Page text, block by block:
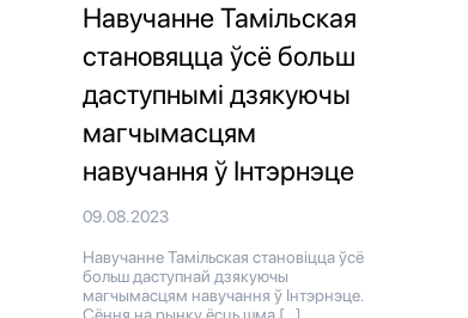
Навучанне Тамільская
становяцца ўсё больш
даступнымі дзякуючы
магчымасцям
навучання ў Інтэрнэце
09.08.2023
Навучанне Тамільская становіцца ўсё
больш даступнай дзякуючы
магчымасцям навучання ў Інтэрнэце.